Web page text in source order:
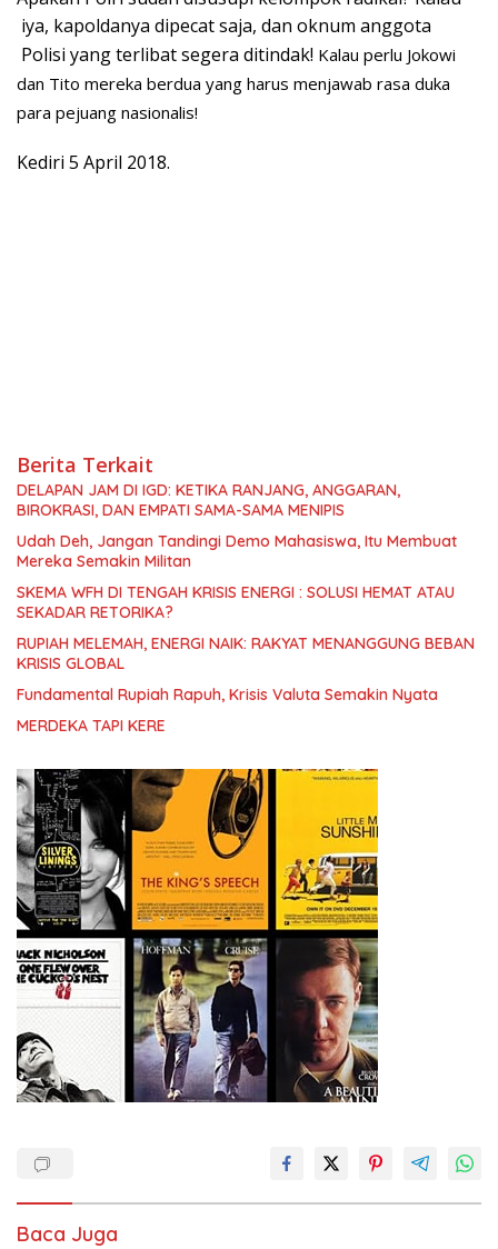
iya, kapoldanya dipecat saja, dan oknum anggota
Polisi yang terlibat segera ditindak! Kalau perlu Jokowi
dan Tito mereka berdua yang harus menjawab rasa duka
para pejuang nasionalis!
Kediri 5 April 2018.
Berita Terkait
DELAPAN JAM DI IGD: KETIKA RANJANG, ANGGARAN,
BIROKRASI, DAN EMPATI SAMA-SAMA MENIPIS
Udah Deh, Jangan Tandingi Demo Mahasiswa, Itu Membuat
Mereka Semakin Militan
SKEMA WFH DI TENGAH KRISIS ENERGI : SOLUSI HEMAT ATAU
SEKADAR RETORIKA?
RUPIAH MELEMAH, ENERGI NAIK: RAKYAT MENANGGUNG BEBAN
KRISIS GLOBAL
Fundamental Rupiah Rapuh, Krisis Valuta Semakin Nyata
MERDEKA TAPI KERE
Baca Juga